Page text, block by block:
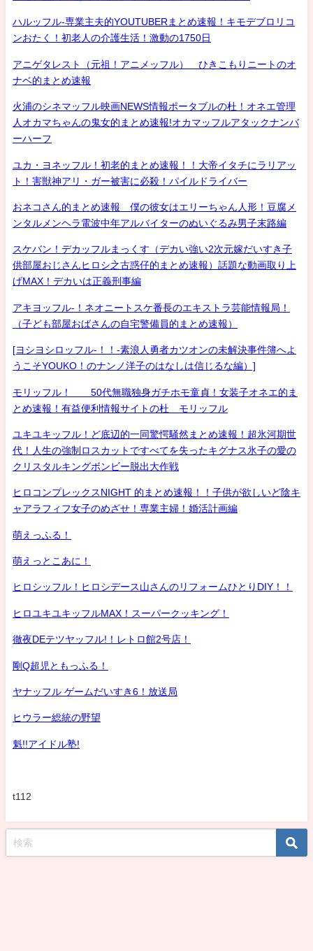
ハルッフル-専業主夫的YOUTUBERまとめ速報！キモデブロリコ
ンおたく！初老人の介護生活！激動の1750日
アニゲタレスト（元祖！アニメッフル） ひきこもりニートのオ
ナベ的まとめ速報
火浦のシネマッフル映画NEWS情報ポータブルの杜！オネエ管理
人オカマちゃんの鬼女的まとめ速報!オカマッフルアタックナンバ
ーハーフ
ユカ・ヨネッフル！初老的まとめ速報！！大帝イタチにラリアッ
ト！害獣神アリ・ガー被害に必殺！パイルドライバー
おネコさん的まとめ速報 僕の彼女はエリーちゃん人形！豆腐メ
ンタルメンヘラ電波中年アルバイターのぬいぐるみ男子末路編
スケバン！デカッフルまっくす（デカい強い2次元嫁だいすき子
供部屋おじさんヒロシ之古惑仔的まとめ速報）話題な動画取り上
げMAX！デカいは正義刑事編
アキヨッフル-！ネオニートスケ番長のエキストラ芸能情報局！
（子ども部屋おばさんの自宅警備員的まとめ速報）
[ヨシヨシロッフル-！！-素浪人勇者カツオンの未解決事件簿へよ
うこそYOUKO！のナンノ洋子のはなしは信じるな編）]
モリッフル！ 50代無職独身ガチホモ童貞！女装子オネエ的ま
とめ速報！有益便利情報サイトの杜 モリッフル
ユキユキッフル！ど底辺的一同驚愕騒然まとめ速報！超氷河期世
代！人生の強制ロスカットですべてを失ったキグナス氷子の愛の
クリスタルキングボンビー脱出大作戦
ヒロコンプレックスNIGHT 的まとめ速報！！子供が欲しいど陰キ
ャアラフィフ女子のめざせ！専業主婦！婚活計画編
萌えっふる！
萌えっとこあに！
ヒロシッフル！ヒロシデース山さんのリフォームひとりDIY！！
ヒロユキユキッフルMAX！スーパークッキング！
徹夜DEテツヤッフル!！レトロ館2号店！
剛Q超児ともっふる！
ヤナッフル ゲームだいすき6！放送局
ヒウラー総統の野望
魁!!アイドル塾!
t112